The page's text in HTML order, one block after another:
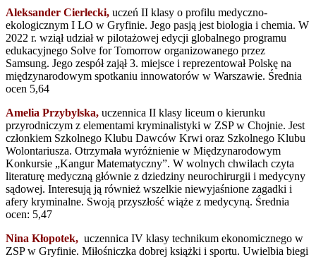
Aleksander Cierlecki, uczeń II klasy o profilu medyczno-
ekologicznym I LO w Gryfinie. Jego pasją jest biologia i chemia. W
2022 r. wziął udział w pilotażowej edycji globalnego programu
edukacyjnego Solve for Tomorrow organizowanego przez
Samsung. Jego zespół zajął 3. miejsce i reprezentował Polskę na
międzynarodowym spotkaniu innowatorów w Warszawie. Średnia
ocen 5,64
Amelia Przybylska, uczennica II klasy liceum o kierunku
przyrodniczym z elementami kryminalistyki w ZSP w Chojnie. Jest
członkiem Szkolnego Klubu Dawców Krwi oraz Szkolnego Klubu
Wolontariusza. Otrzymała wyróżnienie w Międzynarodowym
Konkursie „Kangur Matematyczny”. W wolnych chwilach czyta
literaturę medyczną głównie z dziedziny neurochirurgii i medycyny
sądowej. Interesują ją również wszelkie niewyjaśnione zagadki i
afery kryminalne. Swoją przyszłość wiąże z medycyną. Średnia
ocen: 5,47
Nina Kłopotek, uczennica IV klasy technikum ekonomicznego w
ZSP w Gryfinie. Miłośniczka dobrej książki i sportu. Uwielbia biegi